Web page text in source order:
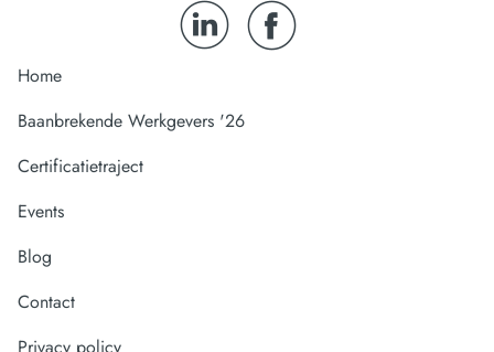
Home
Baanbrekende Werkgevers '26
Certificatietraject
Events
Blog
Contact